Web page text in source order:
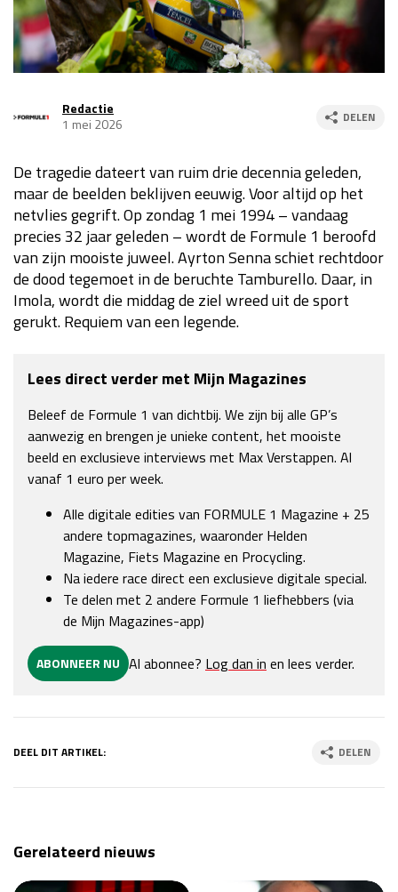
Kwalificatie
za 23:00 - 00:00
Race
zo 21:00 - 23:00
GP MEXICO 2026 30 okt - 01 nov
Race
zo 21:00 - 23:00
Kwalificatie
za 19:00 - 20:00
Race
zo 18:00 - 20:00
LAS VEGAS GRAND PRIX 2026 20 - 22 nov
Kwalificatie
za 05:00 - 06:00
Race
GP QATAR 2026 27 - 29 nov
Kwalificatie
GP ABU DHABI 2026 04 - 06 dec
Kwalificatie
za 15:00 - 16:00
zo 14:00 - 16:00
Redactie
1 mei 2026
DELEN
De tragedie dateert van ruim drie decennia geleden,
maar de beelden beklijven eeuwig. Voor altijd op het
netvlies gegrift. Op zondag 1 mei 1994 – vandaag
precies 32 jaar geleden – wordt de Formule 1 beroofd
van zijn mooiste juweel. Ayrton Senna schiet rechtdoor
de dood tegemoet in de beruchte Tamburello. Daar, in
Imola, wordt die middag de ziel wreed uit de sport
gerukt. Requiem van een legende.
Lees direct verder met Mijn Magazines
Beleef de Formule 1 van dichtbij. We zijn bij alle GP’s
aanwezig en brengen je unieke content, het mooiste
beeld en exclusieve interviews met Max Verstappen. Al
vanaf 1 euro per week.
Alle digitale edities van FORMULE 1 Magazine + 25
andere topmagazines, waaronder Helden
Magazine, Fiets Magazine en Procycling.
Na iedere race direct een exclusieve digitale special.
Te delen met 2 andere Formule 1 liefhebbers (via
de Mijn Magazines-app)
ABONNEER NU Al abonnee? Log dan in en lees verder.
DEEL DIT ARTIKEL: DELEN
Gerelateerd nieuws